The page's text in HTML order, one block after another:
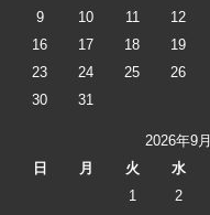
9
10 11 12
16
17 18 19
23
24 25 26
30
31
2026年9月
日
月 火 水
1
2